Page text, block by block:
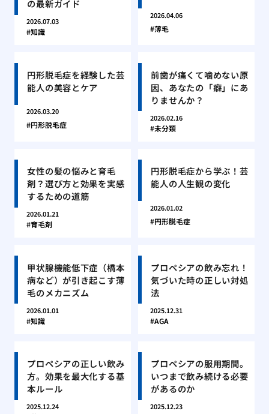
の最新ガイド
2026.07.03
知識
2026.04.06
薄毛
円形脱毛症を経験した芸
能人の美容とケア
2026.03.20
円形脱毛症
前歯が痛くて噛めない原
因、あなたの「癖」にあ
りませんか？
2026.02.16
未分類
女性の髪の悩みと育毛
剤？選び方と効果を実感
するための道筋
2026.01.21
育毛剤
円形脱毛症から学ぶ！芸
能人の人生観の変化
2026.01.02
円形脱毛症
甲状腺機能低下症（橋本
病など）が引き起こす薄
毛のメカニズム
2026.01.01
知識
プロペシアの飲み忘れ！
気づいた時の正しい対処
法
2025.12.31
AGA
プロペシアの正しい飲み
方。効果を最大化する基
本ルール
2025.12.24
プロペシアの服用期間。
いつまで飲み続ける必要
があるのか
2025.12.23